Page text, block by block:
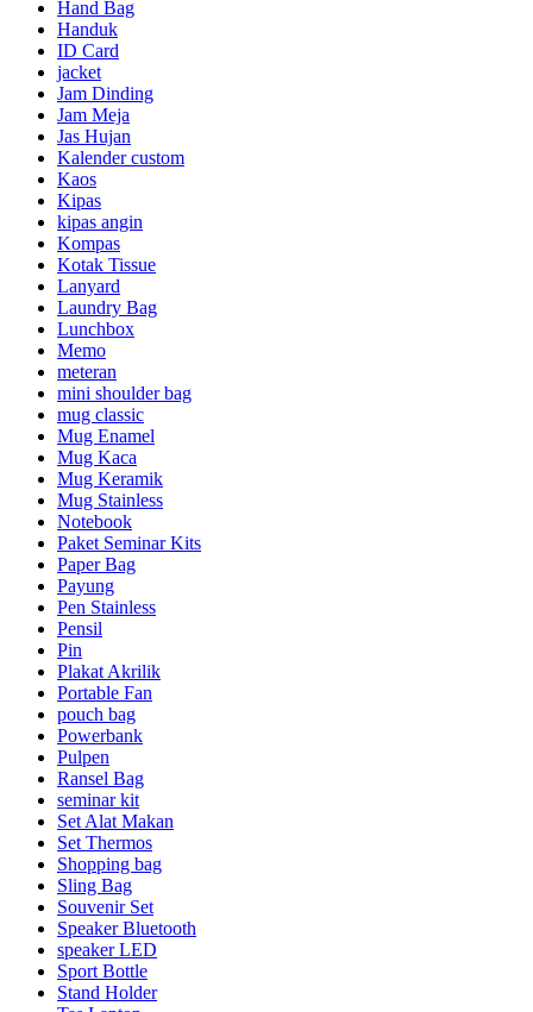
Hand Bag
Handuk
ID Card
jacket
Jam Dinding
Jam Meja
Jas Hujan
Kalender custom
Kaos
Kipas
kipas angin
Kompas
Kotak Tissue
Lanyard
Laundry Bag
Lunchbox
Memo
meteran
mini shoulder bag
mug classic
Mug Enamel
Mug Kaca
Mug Keramik
Mug Stainless
Notebook
Paket Seminar Kits
Paper Bag
Payung
Pen Stainless
Pensil
Pin
Plakat Akrilik
Portable Fan
pouch bag
Powerbank
Pulpen
Ransel Bag
seminar kit
Set Alat Makan
Set Thermos
Shopping bag
Sling Bag
Souvenir Set
Speaker Bluetooth
speaker LED
Sport Bottle
Stand Holder